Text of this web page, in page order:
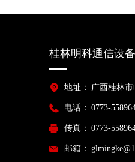
桂林明科通信设
地址： 广西桂林
电话： 0773-
传真： 0773-
邮箱：